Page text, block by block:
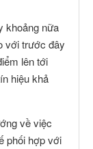
khoảng nữa
với trước đây
lên tới
hiệu khả
về việc
phối hợp với